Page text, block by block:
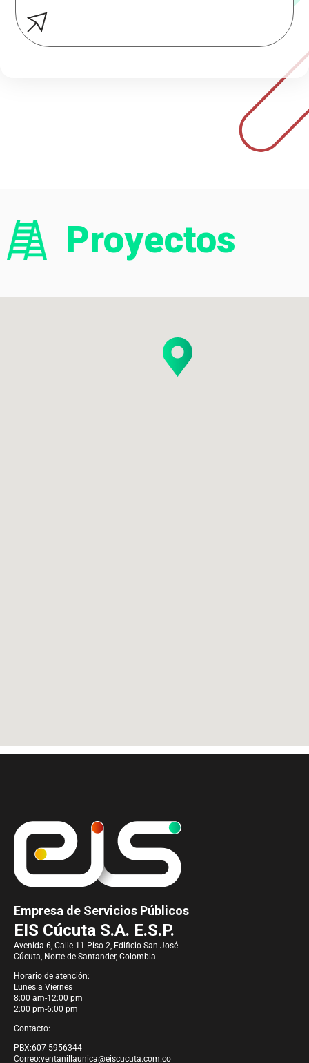
Proyectos
Empresa de Servicios Públicos
EIS Cúcuta S.A. E.S.P.
Avenida 6, Calle 11 Piso 2, Edificio San José
Cúcuta, Norte de Santander, Colombia
Horario de atención:
Lunes a Viernes
8:00 am-12:00 pm
2:00 pm-6:00 pm
Contacto:
PBX:607-5956344
Correo:ventanillaunica@eiscucuta.com.co